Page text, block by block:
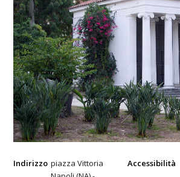
Indirizzo piazza Vittoria
Accessibilità